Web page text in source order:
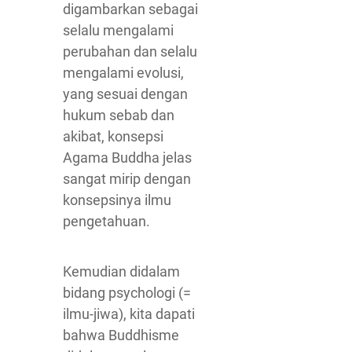
digambarkan sebagai
selalu mengalami
perubahan dan selalu
mengalami evolusi,
yang sesuai dengan
hukum sebab dan
akibat, konsepsi
Agama Buddha jelas
sangat mirip dengan
konsepsinya ilmu
pengetahuan.
Kemudian didalam
bidang psychologi (=
ilmu-jiwa), kita dapati
bahwa Buddhisme